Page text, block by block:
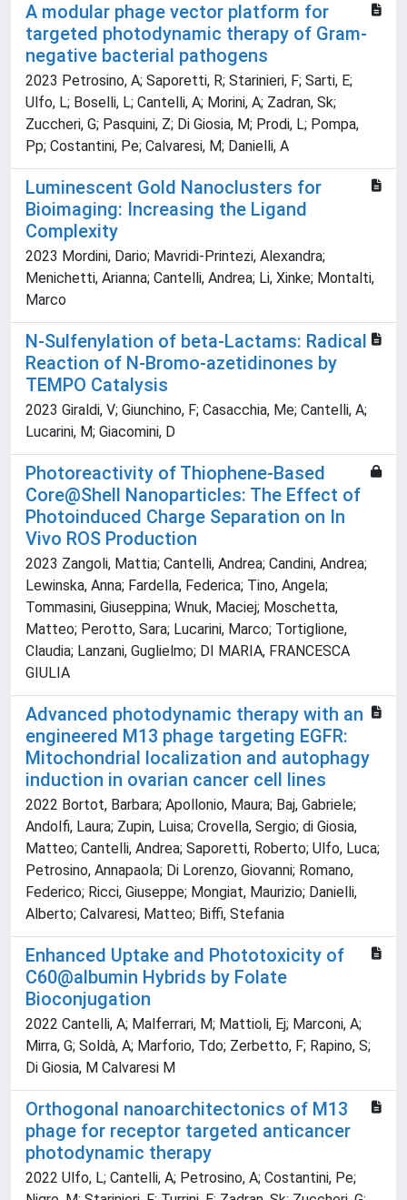
A modular phage vector platform for
targeted photodynamic therapy of Gram-
negative bacterial pathogens
2023 Petrosino, A; Saporetti, R; Starinieri, F; Sarti, E;
Ulfo, L; Boselli, L; Cantelli, A; Morini, A; Zadran, Sk;
Zuccheri, G; Pasquini, Z; Di Giosia, M; Prodi, L; Pompa,
Pp; Costantini, Pe; Calvaresi, M; Danielli, A
Luminescent Gold Nanoclusters for
Bioimaging: Increasing the Ligand
Complexity
2023 Mordini, Dario; Mavridi-Printezi, Alexandra;
Menichetti, Arianna; Cantelli, Andrea; Li, Xinke; Montalti,
Marco
N-Sulfenylation of beta-Lactams: Radical
Reaction of N-Bromo-azetidinones by
TEMPO Catalysis
2023 Giraldi, V; Giunchino, F; Casacchia, Me; Cantelli, A;
Lucarini, M; Giacomini, D
Photoreactivity of Thiophene-Based
Core@Shell Nanoparticles: The Effect of
Photoinduced Charge Separation on In
Vivo ROS Production
2023 Zangoli, Mattia; Cantelli, Andrea; Candini, Andrea;
Lewinska, Anna; Fardella, Federica; Tino, Angela;
Tommasini, Giuseppina; Wnuk, Maciej; Moschetta,
Matteo; Perotto, Sara; Lucarini, Marco; Tortiglione,
Claudia; Lanzani, Guglielmo; DI MARIA, FRANCESCA
GIULIA
Advanced photodynamic therapy with an
engineered M13 phage targeting EGFR:
Mitochondrial localization and autophagy
induction in ovarian cancer cell lines
2022 Bortot, Barbara; Apollonio, Maura; Baj, Gabriele;
Andolfi, Laura; Zupin, Luisa; Crovella, Sergio; di Giosia,
Matteo; Cantelli, Andrea; Saporetti, Roberto; Ulfo, Luca;
Petrosino, Annapaola; Di Lorenzo, Giovanni; Romano,
Federico; Ricci, Giuseppe; Mongiat, Maurizio; Danielli,
Alberto; Calvaresi, Matteo; Biffi, Stefania
Enhanced Uptake and Phototoxicity of
C60@albumin Hybrids by Folate
Bioconjugation
2022 Cantelli, A; Malferrari, M; Mattioli, Ej; Marconi, A;
Mirra, G; Soldà, A; Marforio, Tdo; Zerbetto, F; Rapino, S;
Di Giosia, M Calvaresi M
Orthogonal nanoarchitectonics of M13
phage for receptor targeted anticancer
photodynamic therapy
2022 Ulfo, L; Cantelli, A; Petrosino, A; Costantini, Pe;